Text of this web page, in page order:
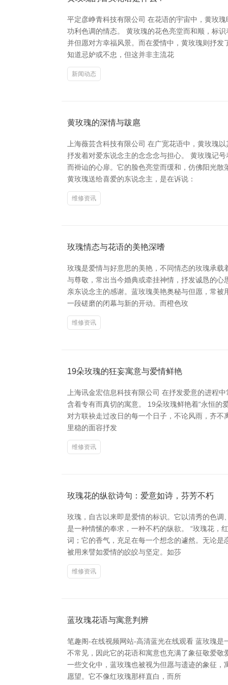
平定彦峥青科技有限公司 在花语的宇宙中，黄玫
功利色调的情态。 黄玫瑰的花色亮堂而和顺，标
并但愿对方幸福风景。而在爱情中，黄玫瑰则抒
知道忌妒或不忠，但这并非主流花
新闻动态
黄玫瑰的深情与跋扈
上海薇芸含科技有限公司 在广宽花语中，黄玫瑰
抒发着对爱东说念主的念念念与担心。 黄玫瑰记
而褂讪的心扉。它的脸色亮堂而缓和，仿佛阳光
黄玫瑰送给喜爱的东说念主，是在诉说：
维修资讯
玫瑰情态与花语的美艳深嗜
玫瑰是爱情与好意思的美艳，不同情态的玫瑰承
与尊敬，常出当今婚典或牵挂神情，抒发诚恳的
亲东说念主的感谢。蓝玫瑰美艳奥秘与但愿，常
一段磋磨的闭幕与新的开动。而橙色玫
维修资讯
19朵玫瑰的狂妄寓意与爱情鲜艳
上海讯金宏信息科技有限公司 在抒发爱意的进程
含着专有而真切的寓意。 19朵玫瑰鲜艳着“永恒的
对方联袂走过改日的每一个日子，不论风雨，齐
里稳的面容抒发
维修资讯
玫瑰花的纵欲诗句：爱意如诗，芬芳不朽
玫瑰，自古以来即是爱情的标识。它以清秀的色
是一种情愫的奉求，一种不朽的纵欲。 “玫瑰花，
词；它的香气，充足在每一个想念的遽然。无论
被用来譬如爱情的皎皎与坚定。如莎
维修资讯
蓝玫瑰花语与寓意判辨
笔趣阁-在线视频网站-高清蓝光在线观看 蓝玫瑰
不常见，因此它的花语和寓意也充满了象征敬爱
一些文化中，蓝玫瑰也被视为但愿与遗迹的象征
愿望。它不像红玫瑰那样直白，而所